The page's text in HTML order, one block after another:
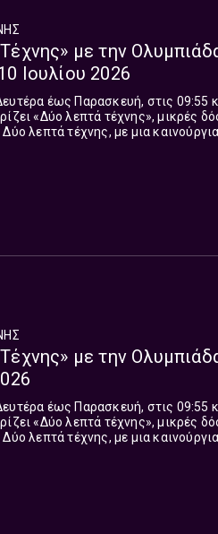
με την
Ιουλίου 2026
έως Παρασκευή, στις 09:55
«Δύο λεπτά τέχνης», μικρές
λεπτά τέχνης, με μια
με την
έως Παρασκευή, στις 09:55
«Δύο λεπτά τέχνης», μικρές
λεπτά τέχνης, με μια